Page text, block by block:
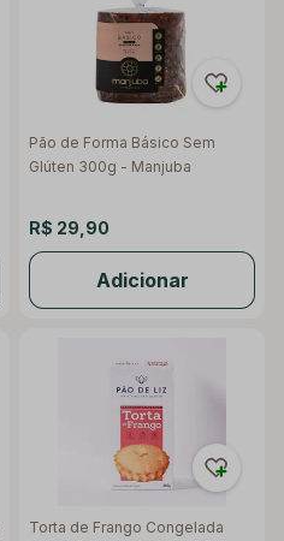
Pão de Forma Básico Sem
Glúten 300g - Manjuba
R$ 29,90
Adicionar
Torta de Frango Congelada